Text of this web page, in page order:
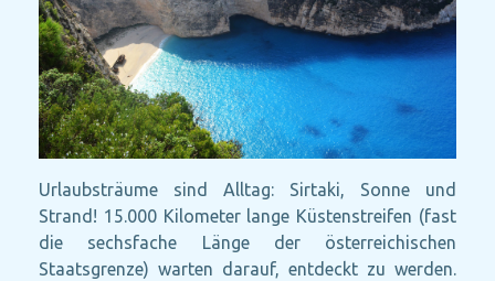
Urlaubsträume sind Alltag: Sirtaki, Sonne und
Strand! 15.000 Kilometer lange Küstenstreifen (fast
die sechsfache Länge der österreichischen
Staatsgrenze) warten darauf, entdeckt zu werden.